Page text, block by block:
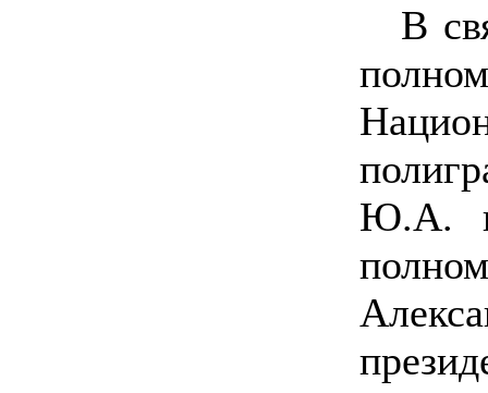
В
Ю.А.